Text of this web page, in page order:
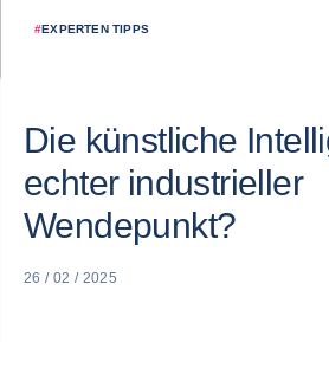
#EXPERTEN TIPPS
Die künstliche
echter industrieller
Wendepunkt?
26 / 02 / 2025